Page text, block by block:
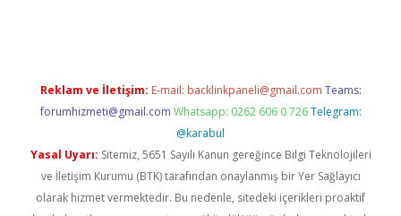
Reklam ve İletişim: E-mail: backlinkpaneli@gmail.com Teams:
forumhizmeti@gmail.com Whatsapp: 0262 606 0 726 Telegram:
@karabul
Yasal Uyarı: Sitemiz, 5651 Sayılı Kanun gereğince Bilgi Teknolojileri
ve İletişim Kurumu (BTK) tarafından onaylanmış bir Yer Sağlayıcı
olarak hizmet vermektedir. Bu nedenle, sitedeki içerikleri proaktif